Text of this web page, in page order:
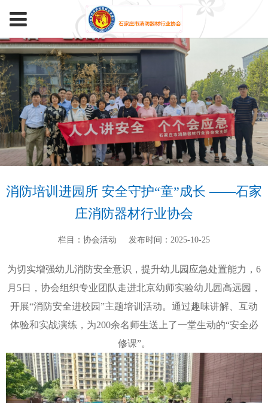
消防培训进园所 安全守护“童”成长 ——石家
庄消防器材行业协会
栏目：协会活动 发布时间：2025-10-25
为切实增强幼儿消防安全意识，提升幼儿园应急处置能力，6
月5日，协会组织专业团队走进北京幼师实验幼儿园高远园，
开展“消防安全进校园”主题培训活动。通过趣味讲解、互动
体验和实战演练，为200余名师生送上了一堂生动的“安全必
修课”。